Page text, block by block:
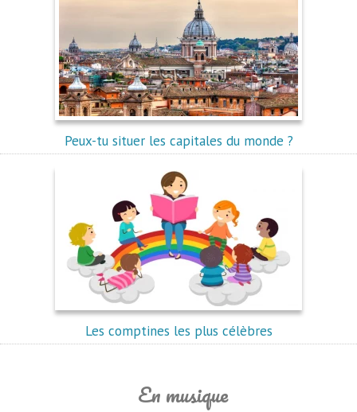
Peux-tu situer les capitales du monde ?
Les comptines les plus célèbres
En musique